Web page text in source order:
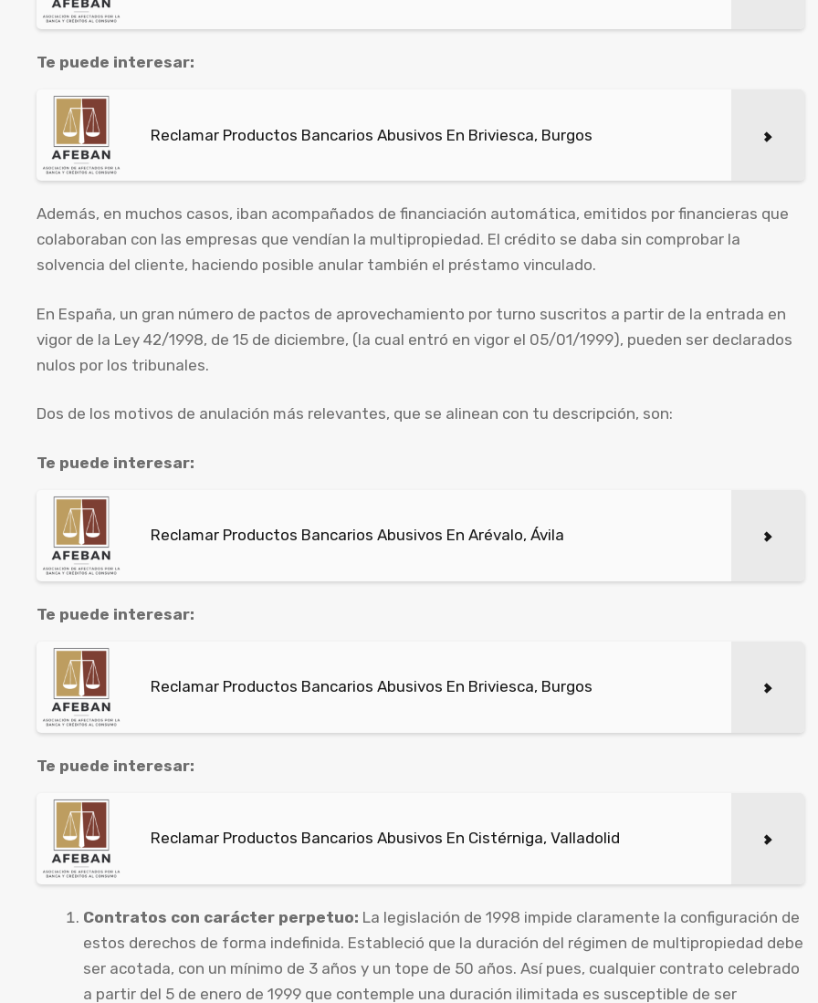
Te puede interesar:
Reclamar Productos Bancarios Abusivos En Briviesca, Burgos
Además, en muchos casos, iban acompañados de financiación automática, emitidos por financieras que
colaboraban con las empresas que vendían la multipropiedad. El crédito se daba sin comprobar la
solvencia del cliente, haciendo posible anular también el préstamo vinculado.
En España, un gran número de pactos de aprovechamiento por turno suscritos a partir de la entrada en
vigor de la Ley 42/1998, de 15 de diciembre, (la cual entró en vigor el 05/01/1999), pueden ser declarados
nulos por los tribunales.
Dos de los motivos de anulación más relevantes, que se alinean con tu descripción, son:
Te puede interesar:
Reclamar Productos Bancarios Abusivos En Arévalo, Ávila
Te puede interesar:
Reclamar Productos Bancarios Abusivos En Briviesca, Burgos
Te puede interesar:
Reclamar Productos Bancarios Abusivos En Cistérniga, Valladolid
Contratos con carácter perpetuo: La legislación de 1998 impide claramente la configuración de
estos derechos de forma indefinida. Estableció que la duración del régimen de multipropiedad debe
ser acotada, con un mínimo de 3 años y un tope de 50 años. Así pues, cualquier contrato celebrado
a partir del 5 de enero de 1999 que contemple una duración ilimitada es susceptible de ser